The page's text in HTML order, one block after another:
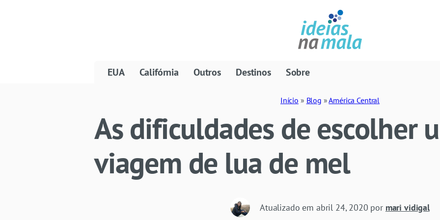
EUA Califórnia Outros Destinos Sobre
Início » Blog »América Central
As dificuldades de escolher
viagem de lua de mel
Atualizado em abril 24, 2020 por mari vidigal